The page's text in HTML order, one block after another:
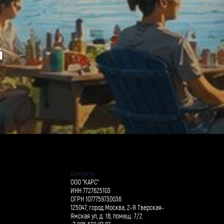
Контакты
ООО "КАРС"
ИНН 7727625103
ОГРН 1077759730036
125047, город Москва, 2-Я Тверская-
Ямская ул, д. 18, помещ. 7/2